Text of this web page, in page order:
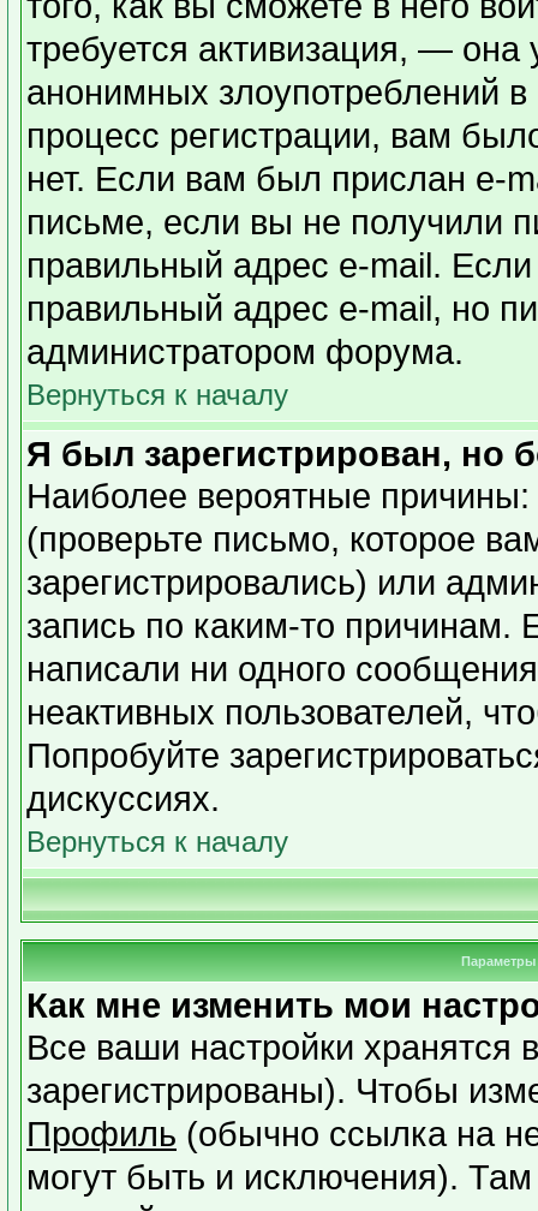
требуется активизация, —
анонимных злоупотреблений
процесс регистрации, вам
нет. Если вам был прислан e-
письме, если вы не получили
правильный адрес e-mail.
правильный адрес e-mail, но
администратором форума.
Вернуться к началу
Я был зарегистрирован, но
Наиболее вероятные
(проверьте письмо, которое
зарегистрировались) или
запись по каким-то причинам.
написали ни одного
неактивных пользователей,
Попробуйте
дискуссиях.
Вернуться к началу
Параметры
Как мне изменить мои
Все ваши настройки хранятся
зарегистрированы). Чтобы
Профиль (обычно ссылка на
могут быть и исключения).